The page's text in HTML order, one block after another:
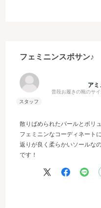
フェミニンスポサン♪
ア
普段お履きの靴のサ
散りばめられたパールとボリ
フェミニンなコーディネート
返りが良く柔らかいソールな
です！